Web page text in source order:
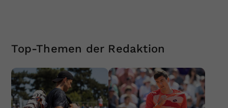
Top-Themen der Redaktion